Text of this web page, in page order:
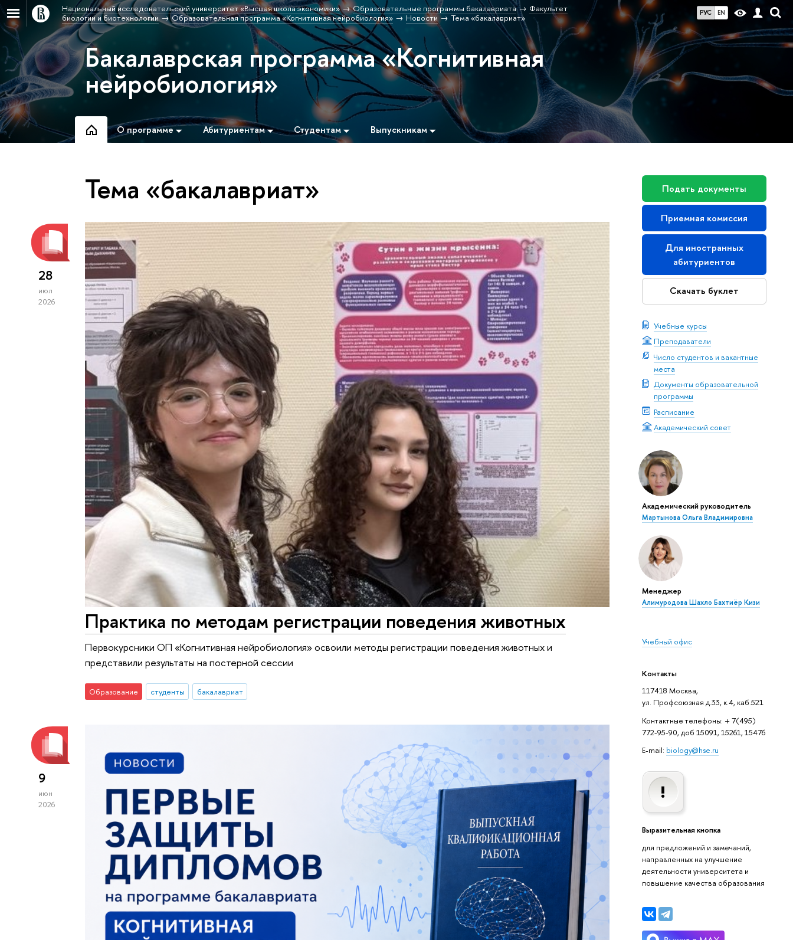
РУС EN
Национальный исследовательский университет «Высшая школа экономики» Образовательные программы бакалавриата
Факультет
биологии и биотехнологии
Образовательная программа «Когнитивная нейробиология» Новости Тема «бакалавриат»
Бакалаврская программа «Когнитивная
нейробиология»
О программе Абитуриентам Студентам Выпускникам
Подать документы
Приемная комиссия
Для иностранных
абитуриентов
Скачать буклет
Учебные курсы
Преподаватели
Число студентов и вакантные
места
Документы образовательной
программы
Расписание
Академический совет
Академический руководитель
Мартынова Ольга Владимировна
Менеджер
Алимуродова Шахло Бахтиёр Кизи
Учебный офис
Контакты
117418 Москва,
ул. Профсоюзная д.33, к.4, каб.521
Контактные телефоны: + 7(495)
772-95-90, доб 15091, 15261, 15476
E-mail: biology@hse.ru
Выразительная кнопка
для предложений и замечаний,
направленных на улучшение
деятельности университета и
повышение качества образования
Тема «бакалавриат»
28
июл
2026
Практика по методам регистрации поведения животных
Первокурсники ОП «Когнитивная нейробиология» освоили методы регистрации поведения животных и
представили результаты на постерной сессии
Образование студенты бакалавриат
9
июн
2026